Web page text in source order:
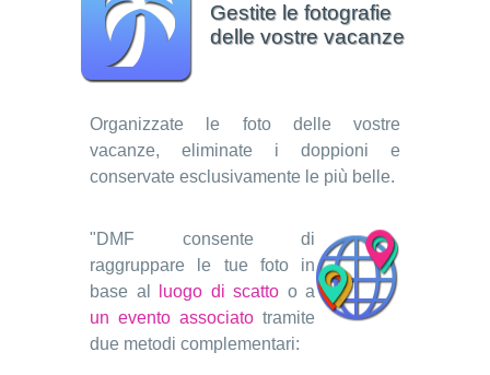
Gestite le fotografie
delle vostre vacanze
Organizzate le foto delle vostre
vacanze, eliminate i doppioni e
conservate esclusivamente le più belle.
"DMF consente di
raggruppare le tue foto in
base al
luogo di scatto o a
un evento associato tramite
due metodi complementari: